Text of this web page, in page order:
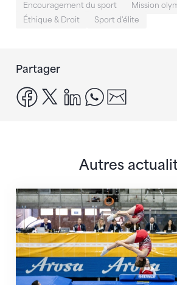
Encouragement du sport
Mission
Éthique & Droit
Sport d'élite
Partager
facebook
x linkedinwhatsapp
Autres
L'élite internationale du